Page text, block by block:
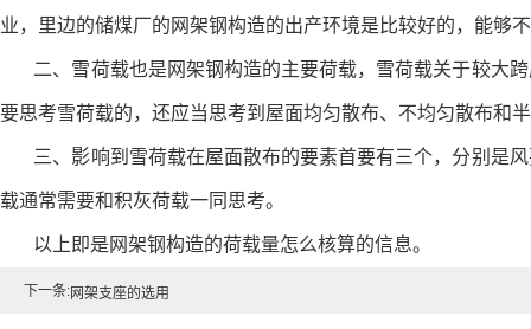
业，里边的储煤厂的网架钢构造的出产环境是比较好的，能够
二、雪荷载也是网架钢构造的主要荷载，雪荷载关于较大跨
要思考雪荷载的，还应当思考到屋面均匀散布、不均匀散布和
三、影响到雪荷载在屋面散布的要素首要有三个，分别是风
载通常需要和积灰荷载一同思考。
以上即是网架钢构造的荷载量怎么核算的信息。
下一条:网架支座的选用